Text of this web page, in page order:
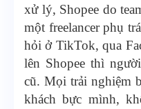
xử lý, Shopee do
một freelancer phụ
hỏi ở TikTok, qua
lên Shopee thì
cũ. Mọi trải nghiệm
khách bực mình,